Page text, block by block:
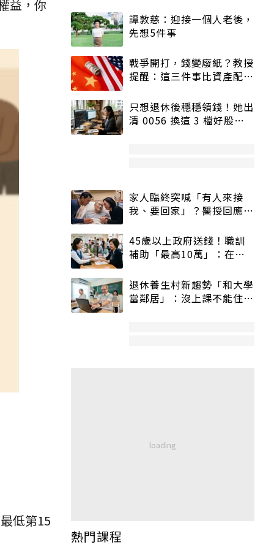
益，你
低第15
譚敦慈：迎接一個人老後，
先想5件事
戰爭開打，錢變廢紙？教授
提醒：這三件事比資產配置
只想退休後穩穩領錢！她出
清 0056 換這 3 檔好股：
家人臨終突喊「有人來接
我、要回家」？醫授回應方
45歲以上政府送錢！職訓
補助「最高10萬」：在
退休養生村新趨勢「和大學
當鄰居」：沒上課不能住、
熱門課程